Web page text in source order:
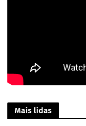
Mais lidas